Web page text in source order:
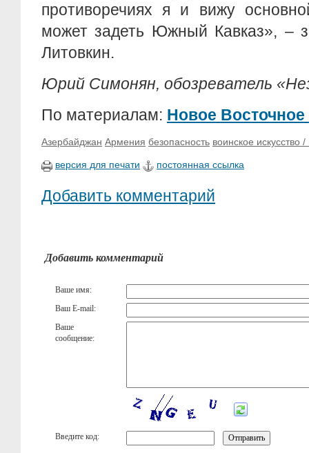
противоречиях я и вижу
может задеть Южный Кавказ», –
Литовкин.
Юрий Симонян, обозреватель
По материалам: Новое
Азербайджан Армения безопасность воинское искусство
версия для печати постоянная ссылка
Добавить комментарий
Добавить комментарий
Ваше имя:
Ваш E-mail:
Ваше
сообщение:
Введите код: